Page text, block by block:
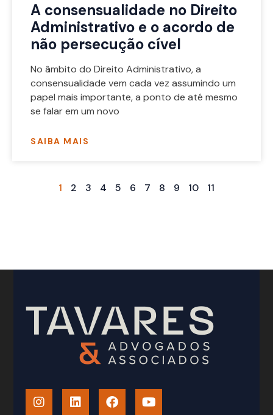
A consensualidade no Direito
Administrativo e o acordo de
não persecução cível
No âmbito do Direito Administrativo, a
consensualidade vem cada vez assumindo um
papel mais importante, a ponto de até mesmo
se falar em um novo
SAIBA MAIS
1 2 3 4 5 6 7 8 9 10 11